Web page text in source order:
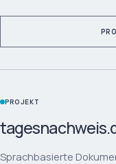
PROJEKT
Sprachbasierte